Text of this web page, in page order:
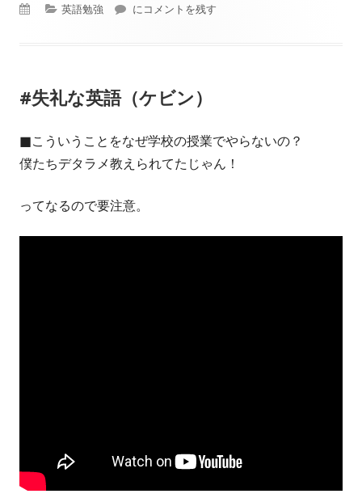
カ
リ
英語勉強 ＃Jump-Start！（本）
にコメントを残す
#失礼な英語（ケビン）
■こういうことをなぜ学校の授業でやらないの？
僕たちデタラメ教えられてたじゃん！
ってなるので要注意。